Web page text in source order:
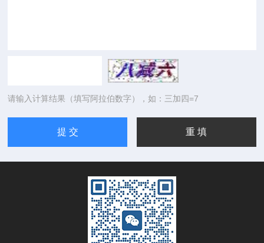
请输入计算结果（填写阿拉伯数字），如：三加四=7